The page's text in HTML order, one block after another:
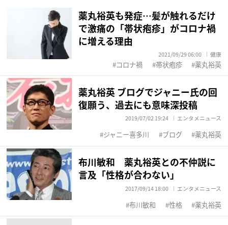
薬丸裕英も発症…髪が触れるだけ
で激痛の「帯状疱疹」がコロナ禍
に増える理由
2021/09/29 06:00 健康
コロナ禍 帯状疱疹 薬丸裕英
薬丸裕英 ブログでジャニー氏の回
復願う、過去にも意味深投稿
2019/07/02 19:24 エンタメニュース
ジャニー喜多川 ブログ 薬丸裕英
布川敏和 薬丸裕英との不仲説に
言及「性格が合わない」
2017/09/14 18:00 エンタメニュース
布川敏和 性格 薬丸裕英